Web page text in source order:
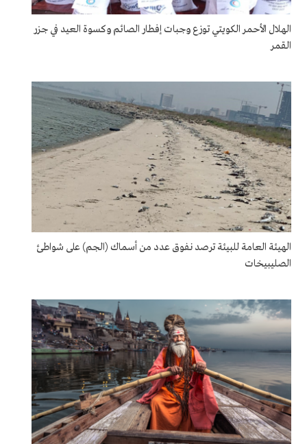
الهلال الأحمر الكويتي توزع وجبات إفطار الصائم وكسوة العيد في جزر
القمر
الهيئة العامة للبيئة ترصد نفوق عدد من أسماك (الجم) على شواطئ
الصليبيخات